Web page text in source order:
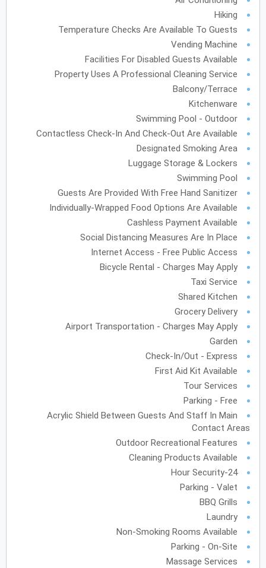
يونيو 2028
حالأحد نالاثنينثالثلاثاء
حالأحد نالاثنينث الثلاثاءرالأربعاء
أغسطس 2028
حالأحد نالاثنينثالثلاثاء
7
8
9
10
11
12
13
14
15
16
17
18
20
21
22
23
24
25
27
28
Hiking
Temperature Checks Are Available To Guests
Vending Machine
Facilities For Disabled Guests Available
Property Uses A Professional Cleaning Service
Balcony/Terrace
Kitchenware
Swimming Pool - Outdoor
Contactless Check-In And Check-Out Are Available
Designated Smoking Area
Luggage Storage & Lockers
Swimming Pool
Guests Are Provided With Free Hand Sanitizer
Individually-Wrapped Food Options Are Available
Cashless Payment Available
Social Distancing Measures Are In Place
Internet Access - Free Public Access
Bicycle Rental - Charges May Apply
Taxi Service
Shared Kitchen
Grocery Delivery
Airport Transportation - Charges May Apply
Garden
Check-In/Out - Express
First Aid Kit Available
Tour Services
Parking - Free
Acrylic Shield Between Guests And Staff In Main
Contact Areas
Outdoor Recreational Features
Cleaning Products Available
24-Hour Security
Parking - Valet
BBQ Grills
Laundry
Non-Smoking Rooms Available
Parking - On-Site
Massage Services